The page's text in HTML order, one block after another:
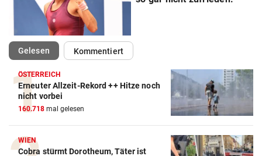
Gelesen(ausgewählt)Kommentiert
ÖSTERREICH
Erneuter Allzeit-Rekord ++ Hitze noch
nicht vorbei
160.718 mal gelesen
WIEN
Cobra stürmt Dorotheum, Täter ist
Action-Cam Vergleich
ZUM VERGLEICH
Crosstrainer Vergleich
ZUM VERGLEICH